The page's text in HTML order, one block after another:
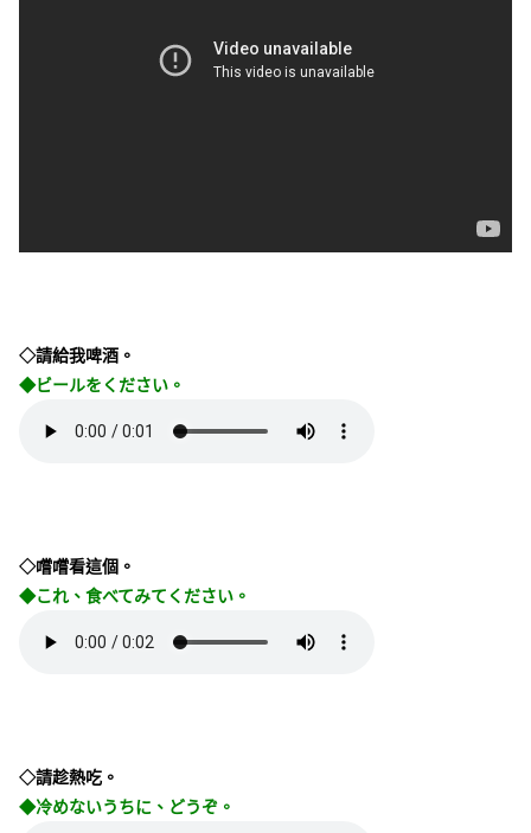
◇請給我啤酒。
◆ビールをください。
◇嚐嚐看這個。
◆これ、食べてみてください。
◇請趁熱吃。
◆冷めないうちに、どうぞ。